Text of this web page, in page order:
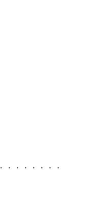
・・・・・・・